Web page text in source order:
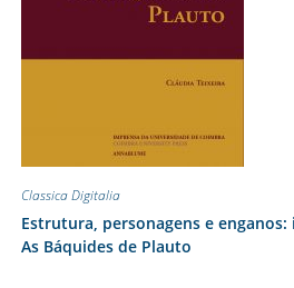
Classica Digitalia
Estrutura, personagens e
As Báquides de Plauto